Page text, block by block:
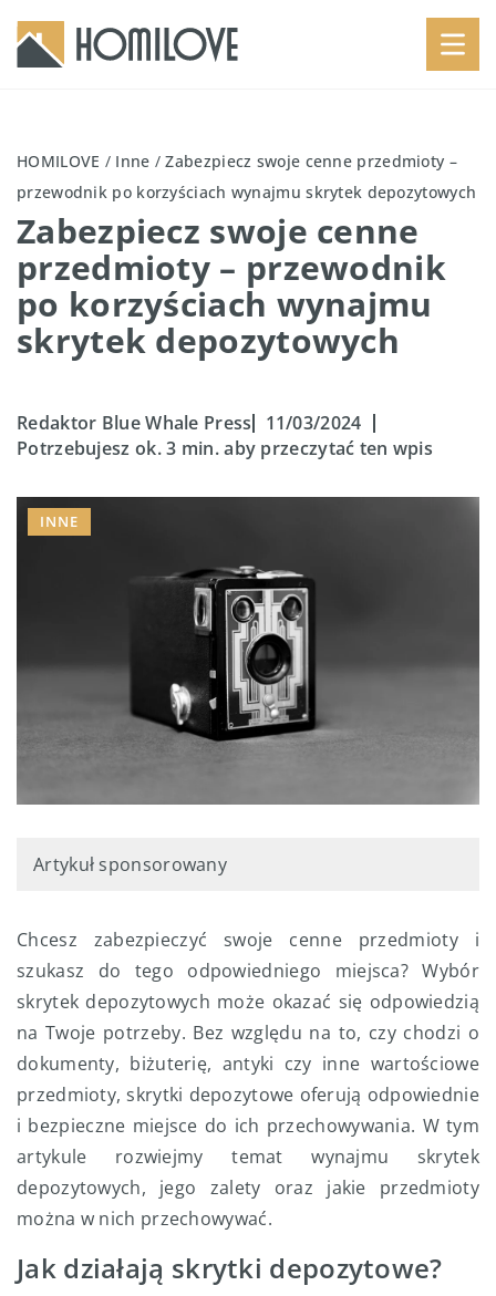
HOMILOVE / Inne /Zabezpiecz swoje cenne przedmioty –
przewodnik po korzyściach wynajmu skrytek depozytowych
Zabezpiecz swoje cenne
przedmioty – przewodnik
po korzyściach wynajmu
skrytek depozytowych
Redaktor Blue Whale Press
11/03/2024
Potrzebujesz ok. 3 min. aby przeczytać ten wpis
INNE
Artykuł sponsorowany
Chcesz zabezpieczyć swoje cenne przedmioty i
szukasz do tego odpowiedniego miejsca? Wybór
skrytek depozytowych może okazać się odpowiedzią
na Twoje potrzeby. Bez względu na to, czy chodzi o
dokumenty, biżuterię, antyki czy inne wartościowe
przedmioty, skrytki depozytowe oferują odpowiednie
i bezpieczne miejsce do ich przechowywania. W tym
artykule rozwiejmy temat wynajmu skrytek
depozytowych, jego zalety oraz jakie przedmioty
można w nich przechowywać.
Jak działają skrytki depozytowe?